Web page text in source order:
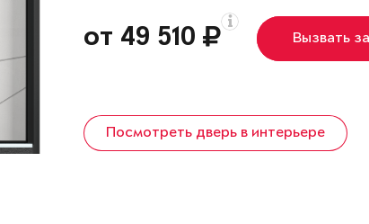
от 49 510 Вызвать
Посмотреть дверь в интерьере